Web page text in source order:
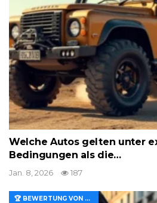
Welche Autos gelten unter
Bedingungen als die…
Jan. 8, 2026 187
🏆 BEWERTUNG VON MERKMALEN UND WERT